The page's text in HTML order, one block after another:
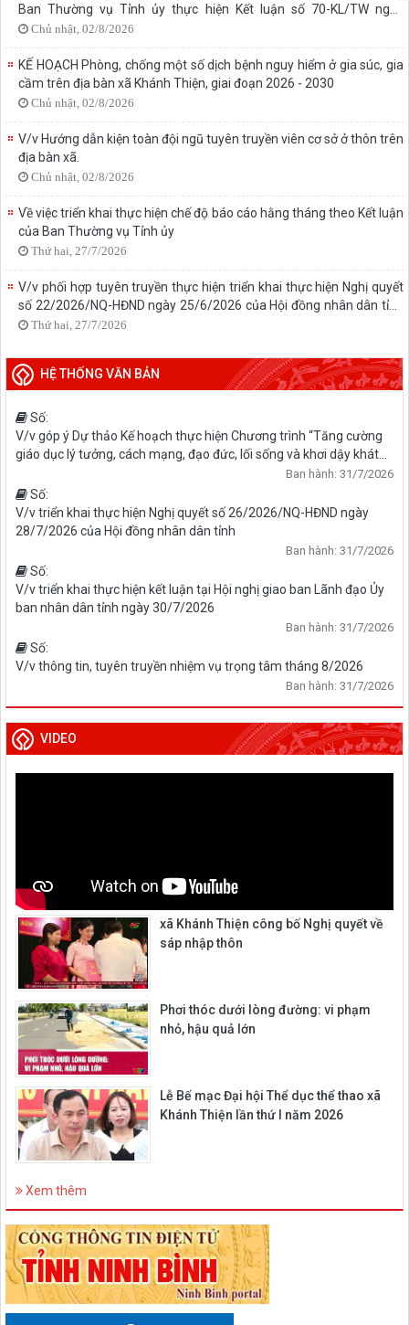
Ban Thường vụ Tỉnh ủy thực hiện Kết luận số 70-KL/TW ngày
31/01/2024 của Bộ Chính trị về phát triển thể dục, thể thao trong
giai đoạn mới trên địa bàn tỉnh Ninh Bình
Chủ nhật, 02/8/2026
KẾ HOẠCH Phòng, chống một số dịch bệnh nguy hiểm ở gia súc, gia
cầm trên địa bàn xã Khánh Thiện, giai đoạn 2026 - 2030
Chủ nhật, 02/8/2026
V/v Hướng dẫn kiện toàn đội ngũ tuyên truyền viên cơ sở ở thôn trên
địa bàn xã.
Chủ nhật, 02/8/2026
Về việc triển khai thực hiện chế độ báo cáo hằng tháng theo Kết luận
của Ban Thường vụ Tỉnh ủy
Thứ hai, 27/7/2026
V/v phối hợp tuyên truyền thực hiện triển khai thực hiện Nghị quyết
số 22/2026/NQ-HĐND ngày 25/6/2026 của Hội đồng nhân dân tỉnh
sửa đổi, bổ sung một số nội dung của Phụ lục kèm theo Nghị quyết
Thứ hai, 27/7/2026
HỆ THỐNG VĂN BẢN
Số:
V/v góp ý Dự thảo Kế hoạch thực hiện Chương trình “Tăng cường
giáo dục lý tưởng, cách mạng, đạo đức, lối sống và khơi dậy khát
vọng cống hiến; giáo dục truyền thống gắn với di sản văn hóa địa
phương cho học sinh, sinh viên giai đoạn 2026-2030” trên địa bàn
tỉnh
Ban hành: 31/7/2026
Số:
V/v triển khai thực hiện Nghị quyết số 26/2026/NQ-HĐND ngày
28/7/2026 của Hội đồng nhân dân tỉnh
Ban hành: 31/7/2026
Số:
V/v triển khai thực hiện kết luận tại Hội nghị giao ban Lãnh đạo Ủy
ban nhân dân tỉnh ngày 30/7/2026
Ban hành: 31/7/2026
Số:
V/v thông tin, tuyên truyền nhiệm vụ trọng tâm tháng 8/2026
Ban hành: 31/7/2026
VIDEO
xã Khánh Thiện công bố Nghị quyết về
sáp nhập thôn
Phơi thóc dưới lòng đường: vi phạm
nhỏ, hậu quả lớn
Lễ Bế mạc Đại hội Thể dục thể thao xã
Khánh Thiện lần thứ I năm 2026
Xem thêm